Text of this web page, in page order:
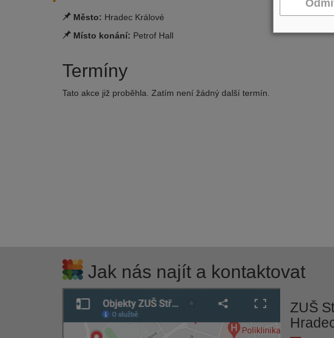
Město: Hradec Králové
Místo konání: Petrof Hall
Termíny
Tato akce již proběhla. Zatím není žádný další termín.
Jak nás najít a kontaktovat
ZUŠ